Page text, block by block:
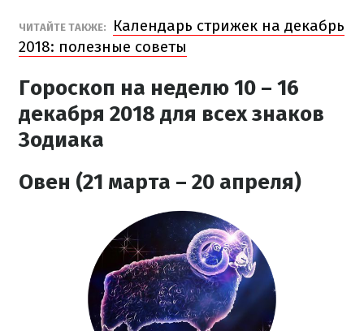
ЧИТАЙТЕ ТАКЖЕ:
Календарь стрижек на декабрь
2018: полезные советы
Гороскоп на неделю 10 – 16
декабря 2018 для всех знаков
Зодиака
Овен (21 марта – 20 апреля)